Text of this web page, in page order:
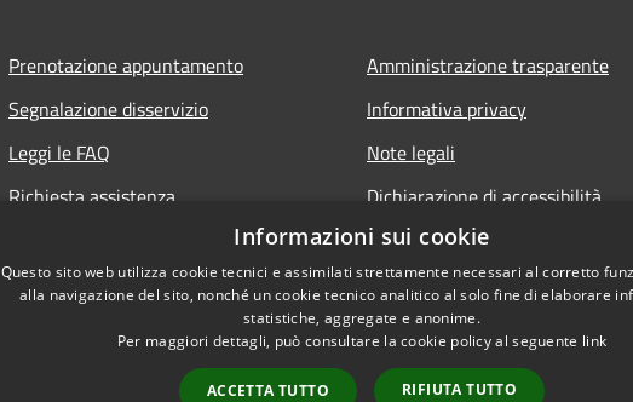
Prenotazione appuntamento
Segnalazione disservizio
Leggi le FAQ
Richiesta assistenza
Amministrazione trasparente
Informativa privacy
Note legali
Dichiarazione di accessibilità
Informazioni sui cookie
Questo sito web utilizza cookie tecnici e assimilati strettamente necessari al corretto
alla navigazione del sito, nonché un cookie tecnico analitico al solo fine di elaborare
statistiche, aggregate e anonime.
Per maggiori dettagli, può consultare la cookie policy al seguente link
ACCETTA TUTTO RIFIUTA TUTTO